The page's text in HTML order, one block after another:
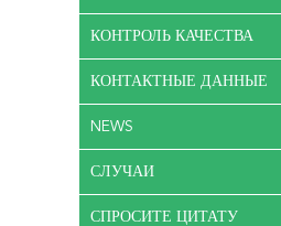
КОНТРОЛЬ КАЧЕСТВА
КОНТАКТНЫЕ ДАННЫЕ
NEWS
СЛУЧАИ
СПРОСИТЕ ЦИТАТУ